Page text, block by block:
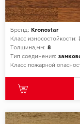
Бренд:
Kronostar
Класс износостойкости:
Толщина,мм: 8
Тип соединения:
Класс пожарной